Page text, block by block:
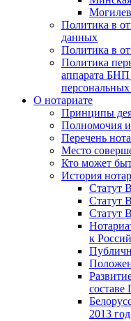
Политика в
данных
Политика в
Политика
аппарата
О нотариате
Принципы
Полномочия и
Перечень
Место
Кто может
История
Статут
Статут
Статут
к
2013 год